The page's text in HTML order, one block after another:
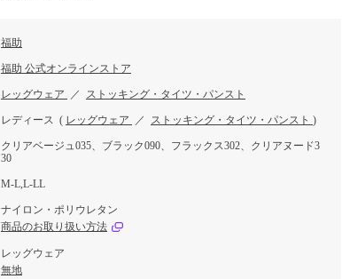
福助
福助 公式オンラインストア
レッグウェア ／ ストッキング・タイツ・パンスト
レディース ( レッグウェア ／ ストッキング・タイツ・パンスト )
クリアベージュ035、ブラック090、フラックス302、クリアヌード3
30
M-L,L-LL
ナイロン・ポリウレタン
商品のお取り扱い方法
レッグウェア
無地